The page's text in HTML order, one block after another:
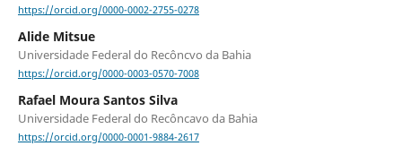
https://orcid.org/0000-0002-2755-0278
Alide Mitsue
Universidade Federal do Recôncvo da Bahia
https://orcid.org/0000-0003-0570-7008
Rafael Moura Santos Silva
Universidade Federal do Recôncavo da Bahia
https://orcid.org/0000-0001-9884-2617